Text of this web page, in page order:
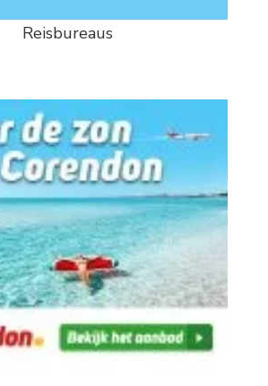
Reisbureaus